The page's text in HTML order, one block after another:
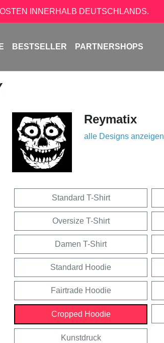
INNERHALB DEUTSCHLANDS.
BESTSELLER PARTNERSHOPS
Reymatix
alle Designs anzeigen
Standard T-Shirt
Oversize T-Shirt
Damen T-Shirt
Standard Hoodie
Fairtrade Hoodie
Cropped Hoodie
Kunstdruck